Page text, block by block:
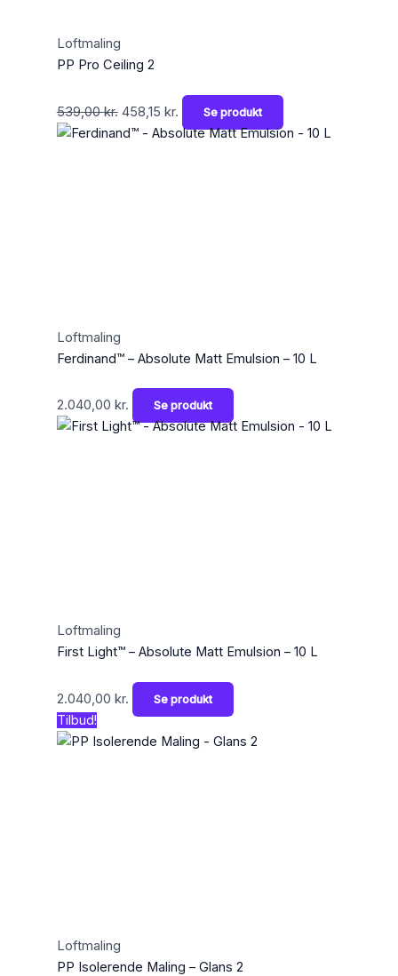
Loftmaling
PP Pro Ceiling 2
539,00kr. 458,15 kr. Se produkt
Loftmaling
Ferdinand™ – Absolute Matt Emulsion – 10 L
2.040,00 kr. Se produkt
Loftmaling
First Light™ – Absolute Matt Emulsion – 10 L
2.040,00 kr. Se produkt
Tilbud!
Loftmaling
PP Isolerende Maling – Glans 2